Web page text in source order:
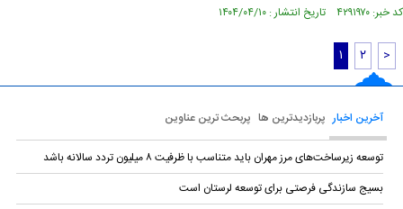
کد خبر: ۴۲۹۱۹۷۰ تاریخ انتشار : ۱۴۰۴/۰۴/۱۰
۱ ۲ >
آخرین اخبار پربازدیدترین ها پربحث ترین عناوین
توسعه زیرساخت‌های مرز مهران باید متناسب با ظرفیت ۸ میلیون تردد سالانه باشد
بسیج سازندگی فرصتی برای توسعه لرستان است